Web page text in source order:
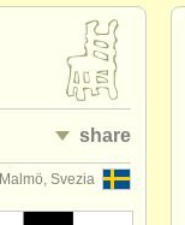
share
Malmö, Svezia